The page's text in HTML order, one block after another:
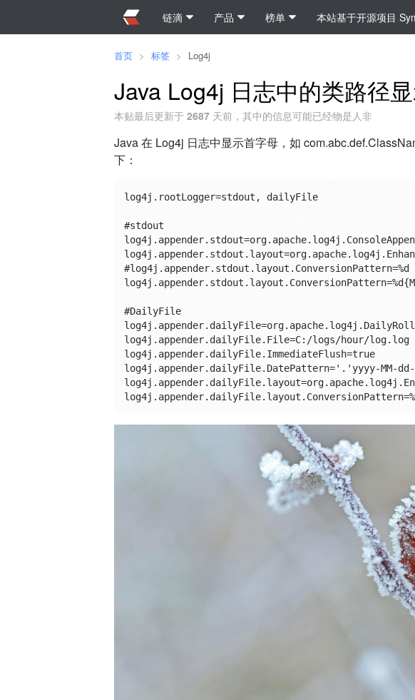
链滴 产品 榜单 本站基于开源项目
首页 > 标签 > Log4j
Java Log4j 日志中的类路径
本贴最后更新于 2687 天前，其中的信息可能已经物是人非
Java 在 Log4j 日志中显示首字母，如
下：
log4j.rootLogger=stdout, dailyFile
#stdout
#log4j.appender.stdout.layout.ConversionPattern=%d
#DailyFile
log4j.appender.dailyFile.File=C:/logs/hour/log.log
log4j.appender.dailyFile.ImmediateFlush=true
log4j.appender.dailyFile.DatePattern='.'yyyy-MM-